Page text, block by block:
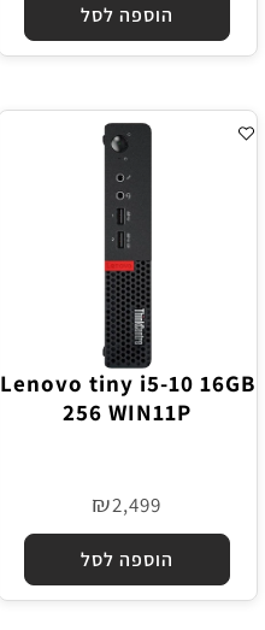
הוספה לסל
Lenovo tiny i5-10 16GB
256 WIN11P
₪2,499
הוספה לסל